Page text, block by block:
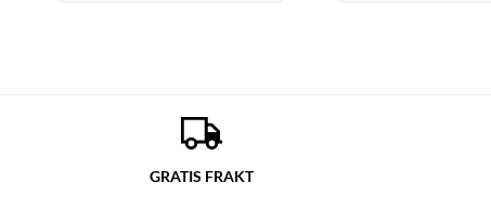
GRATIS FRAKT